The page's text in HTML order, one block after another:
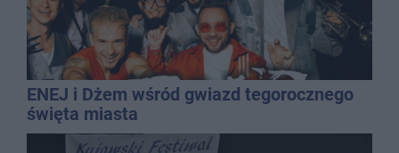
ENEJ i Dżem wśród gwiazd tegorocznego
święta miasta